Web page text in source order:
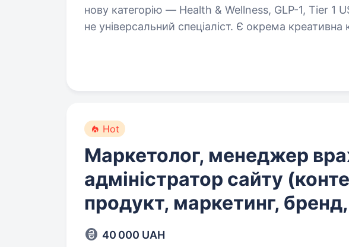
нову категорію — Health & Wellness, GLP-1, Tier 1
не універсальний спеціаліст. Є окрема
Hot
Маркетолог, менеджер
адміністратор сайту
продукт, маркетинг,
40 000 UAH